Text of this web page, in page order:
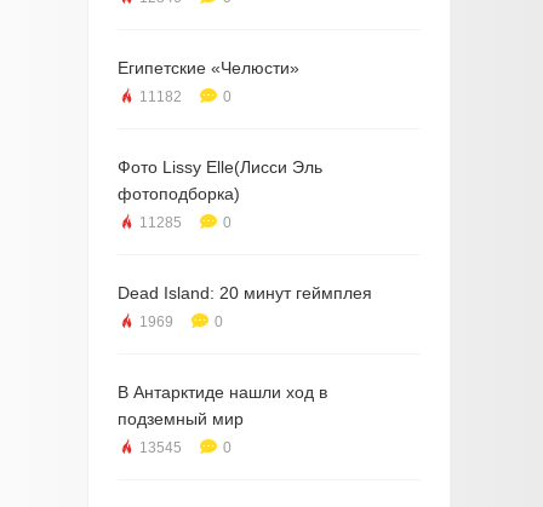
Египетские «Челюсти»
11182 0
Фото Lissy Elle(Лисси Эль
фотоподборка)
11285 0
Dead Island: 20 минут геймплея
1969 0
В Антарктиде нашли ход в
подземный мир
13545 0